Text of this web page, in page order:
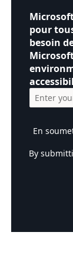
pour
besoin
En
By